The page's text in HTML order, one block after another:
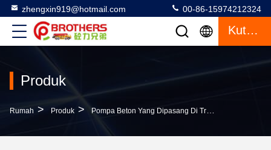
zhengxin919@hotmail.com 00-86-15974212324
Kutipan
Produk
Rumah > Produk > Pompa Beton Yang Dipasang Di Truk